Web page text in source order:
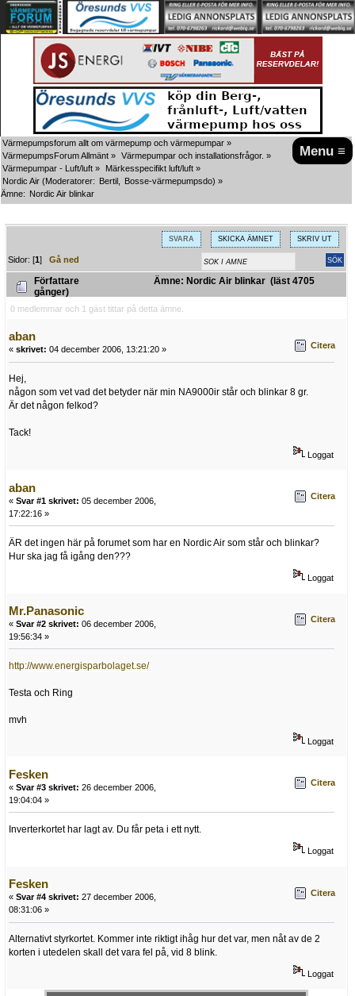
Menu ≡
Värmepumpsforum allt om värmepump och värmepumpar »
VärmepumpsForum Allmänt » Värmepumpar och installationsfrågor. »
Värmepumpar - Luft/luft » Märkesspecifikt luft/luft »
Nordic Air (Moderatorer: Bertil Bosse-värmepumpsdo) »
Ämne: Nordic Air blinkar
SVARA SKICKA ÄMNET SKRIV UT
Sidor: [1]Gå ned
Författare
Ämne: Nordic Air blinkar (läst 4705
gånger)
0 medlemmar och 1 gäst tittar på detta ämne.
aban
« skrivet: 04 december 2006, 13:21:20 » Citera
Hej,
någon som vet vad det betyder när min NA9000ir står och blinkar 8 gr.
Är det någon felkod?
Tack!
Loggat
aban
« Svar #1 skrivet: 05 december 2006,
17:22:16 »
Citera
ÄR det ingen här på forumet som har en Nordic Air som står och blinkar?
Hur ska jag få igång den???
Loggat
Mr.Panasonic
« Svar #2 skrivet: 06 december 2006,
19:56:34 »
Citera
http://www.energisparbolaget.se/
Testa och Ring
mvh
Loggat
Fesken
« Svar #3 skrivet: 26 december 2006,
19:04:04 »
Citera
Inverterkortet har lagt av. Du får peta i ett nytt.
Loggat
Fesken
« Svar #4 skrivet: 27 december 2006,
08:31:06 »
Citera
Alternativt styrkortet. Kommer inte riktigt ihåg hur det var, men nåt av de 2
korten i utedelen skall det vara fel på, vid 8 blink.
Loggat